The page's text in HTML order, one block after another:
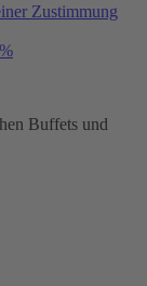
Zustimmung
Buffets und